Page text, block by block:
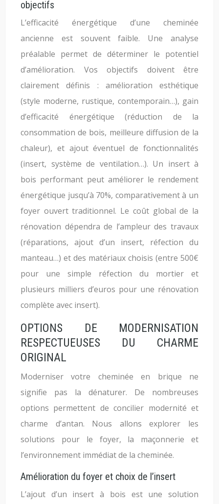
objectifs
L’efficacité énergétique d’une cheminée
ancienne est souvent faible. Une analyse
préalable permet de déterminer le potentiel
d’amélioration. Vos objectifs doivent être
clairement définis : amélioration esthétique
(style moderne, rustique, contemporain…), gain
d’efficacité énergétique (réduction de la
consommation de bois, meilleure diffusion de la
chaleur), et ajout éventuel de fonctionnalités
(insert, système de ventilation…). Un insert à
bois performant peut améliorer le rendement
énergétique jusqu’à 70%, comparativement à un
foyer ouvert traditionnel. Le coût global de la
rénovation dépendra de l’ampleur des travaux
(réparations, ajout d’un insert, réfection du
manteau…) et des matériaux choisis (entre 500€
pour une simple réfection du mortier et
plusieurs milliers d’euros pour une rénovation
complète avec insert).
OPTIONS DE MODERNISATION
RESPECTUEUSES DU CHARME
ORIGINAL
Moderniser votre cheminée en brique ne
signifie pas la dénaturer. De nombreuses
options permettent de concilier modernité et
charme d’antan. Nous allons explorer les
solutions pour le foyer, la maçonnerie et
l’environnement immédiat de la cheminée.
Amélioration du foyer et choix de l’insert
L’ajout d’un insert à bois est une solution